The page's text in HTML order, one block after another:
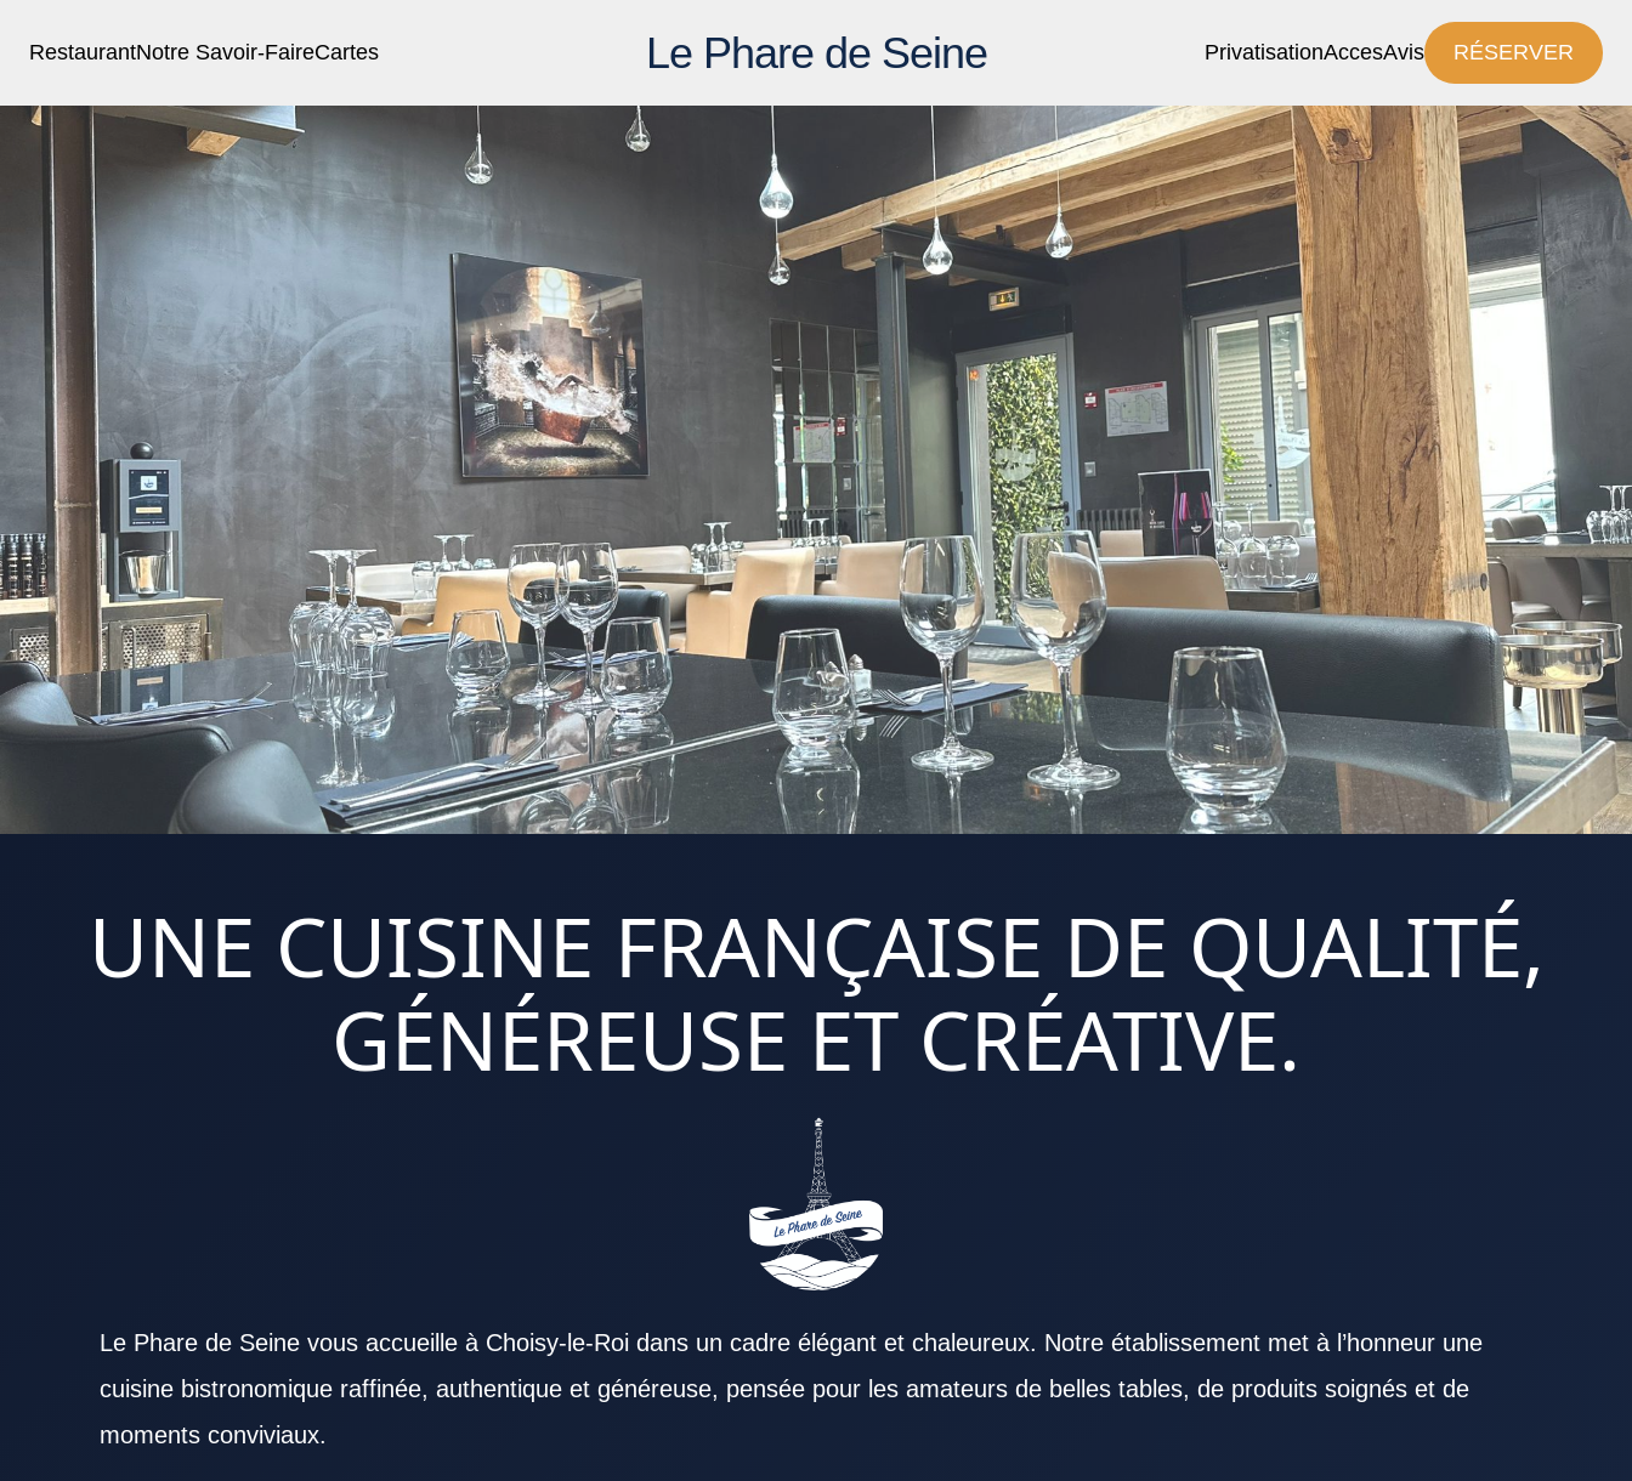
RestaurantNotre Savoir-FaireCartes Le Phare de Seine PrivatisationAccesAvis RÉSERVER
UNE CUISINE FRANÇAISE DE QUALITÉ,
GÉNÉREUSE ET CRÉATIVE.
Le Phare de Seine vous accueille à Choisy-le-Roi dans un cadre élégant et chaleureux. Notre établissement met à l’honneur une
cuisine bistronomique raffinée, authentique et généreuse, pensée pour les amateurs de belles tables, de produits soignés et de
moments conviviaux.